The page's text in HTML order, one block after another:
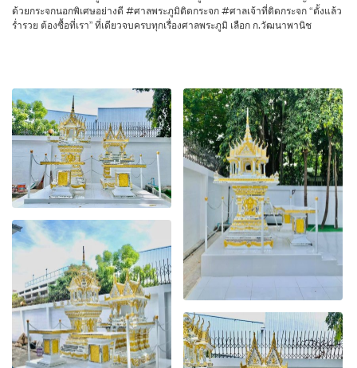
ด้วยกระจกนอกพิเศษอย่างดี #ศาลพระภูมิติดกระจก #ศาลเจ้าที่ติดกระจก “ตั้งแล้ว
ร่ำรวย ต้องซื้อที่เรา” ที่เดียวจบครบทุกเรื่องศาลพระภูมิ เลือก ก.วัฒนาพานิช